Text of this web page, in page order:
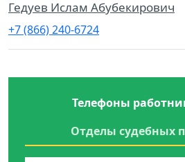
Гедуев Ислам Абубекирович
+7 (866) 240-6724
Телефоны
Отделы судебных